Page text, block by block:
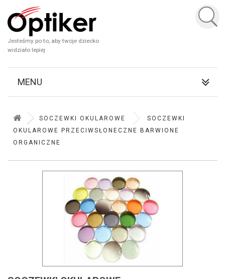
Jesteśmy po to, aby twoje dziecko
widziało lepiej
MENU
SOCZEWKI OKULAROWE
SOCZEWKI
OKULAROWE PRZECIWSŁONECZNE BARWIONE
ORGANICZNE